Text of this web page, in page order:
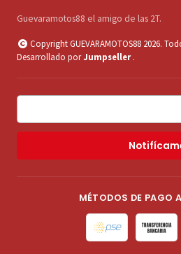
Guevaramotos88 el amigo de las 2T.
Copyright GUEVARAMOTOS88 2026.
Desarrollado porJumpseller .
MÉTODOS DE PAGO